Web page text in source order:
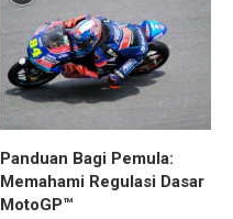
Panduan Bagi Pemula:
Memahami Regulasi Dasar
MotoGP™